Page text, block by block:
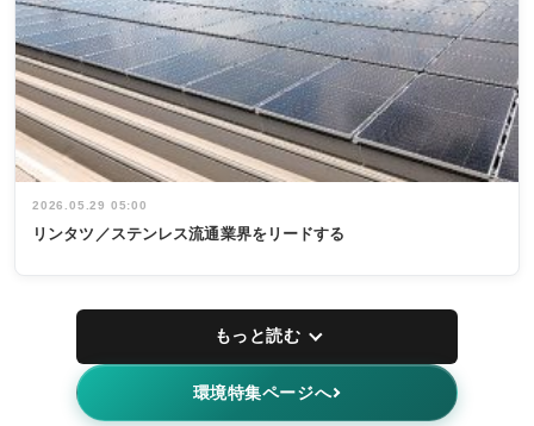
2026.05.29 05:00
リンタツ／ステンレス流通業界をリードする
もっと読む
環境特集ページへ